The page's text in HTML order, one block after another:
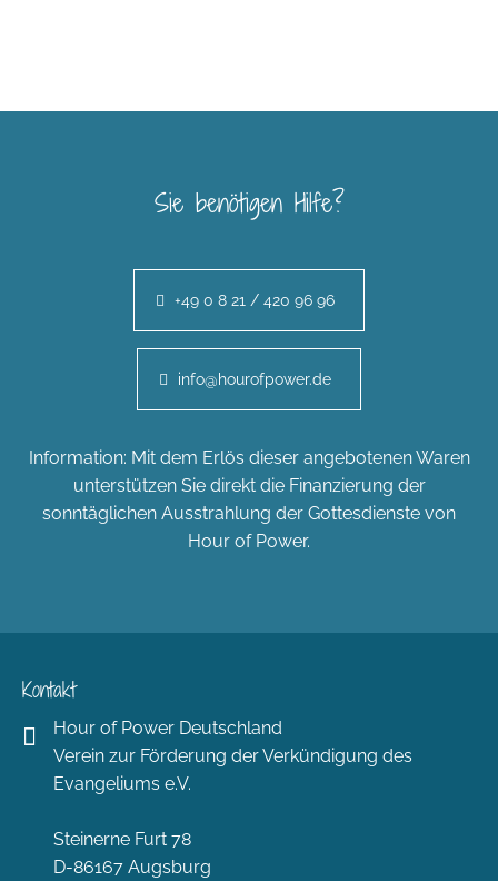
Sie benötigen Hilfe?
+49 0 8 21 / 420 96 96
info@hourofpower.de
Information: Mit dem Erlös dieser angebotenen Waren
unterstützen Sie direkt die Finanzierung der
sonntäglichen Ausstrahlung der Gottesdienste von
Hour of Power.
Kontakt
Hour of Power Deutschland
Verein zur Förderung der Verkündigung des
Evangeliums e.V.
Steinerne Furt 78
D-86167 Augsburg